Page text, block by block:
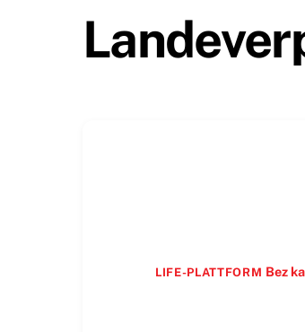
LIFE-PLATTFORM Bez